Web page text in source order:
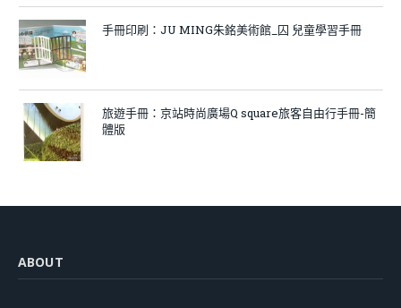
手冊印刷：JU MING朱銘美術館_囚 兒童學習手冊
旅遊手冊：京站時尚廣場Q square旅客自由行手冊-簡
體版
ABOUT